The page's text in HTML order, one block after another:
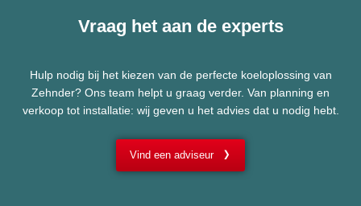
Vraag het aan de experts
Hulp nodig bij het kiezen van de perfecte koeloplossing van
Zehnder? Ons team helpt u graag verder. Van planning en
verkoop tot installatie: wij geven u het advies dat u nodig hebt.
Vind een adviseur